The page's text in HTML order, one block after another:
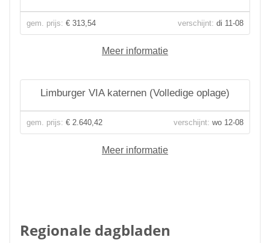
gem. prijs: € 313,54 verschijnt: di 11-08
Meer informatie
Limburger VIA katernen (Volledige oplage)
gem. prijs: € 2.640,42 verschijnt: wo 12-08
Meer informatie
Regionale dagbladen